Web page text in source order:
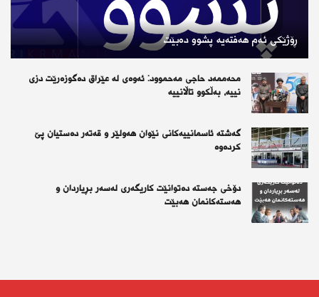
ڕۆژێكی ئەم هەفتەیە پشوو دەبێت
محەممەد حاجی مەحموود: ئەوەی لە عێراق دەگوزەرێت دزی
نییە، بەڵکوو تاڵانییە
گەشتە ئاسمانییەکانی نێوان هەولێر و قەتەر دەستیان پێ
کردەوە
دۆخی جەستە دەتوانێت کاریگەری لەسەر بڕیاردان و
هەستەکانمان هەبێت